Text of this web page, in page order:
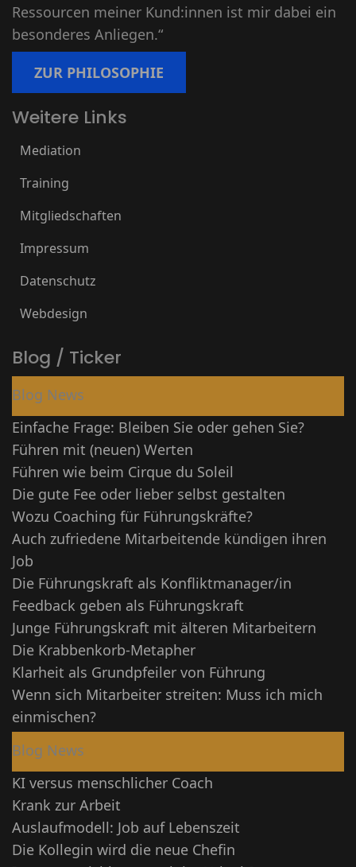
Ressourcen meiner Kund:innen ist mir dabei ein
besonderes Anliegen.“
ZUR PHILOSOPHIE
Weitere Links
Mediation
Training
Mitgliedschaften
Impressum
Datenschutz
Webdesign
Blog / Ticker
Blog News
Einfache Frage: Bleiben Sie oder gehen Sie?
Führen mit (neuen) Werten
Führen wie beim Cirque du Soleil
Die gute Fee oder lieber selbst gestalten
Wozu Coaching für Führungskräfte?
Auch zufriedene Mitarbeitende kündigen ihren
Job
Die Führungskraft als Konfliktmanager/in
Feedback geben als Führungskraft
Junge Führungskraft mit älteren Mitarbeitern
Die Krabbenkorb-Metapher
Klarheit als Grundpfeiler von Führung
Wenn sich Mitarbeiter streiten: Muss ich mich
einmischen?
Blog News
KI versus menschlicher Coach
Krank zur Arbeit
Auslaufmodell: Job auf Lebenszeit
Die Kollegin wird die neue Chefin